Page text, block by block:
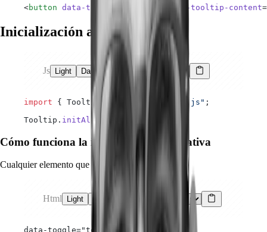
<button data-toggle data-tooltip-content=
Inicialización automática
Js Light Dark
import { Tooltip } "./tooltip.js" ;
Tooltip. initAll ();
Cómo funciona la inicialización declarativa
Cualquier elemento que incluya:
Html Light
data-toggle="tooltip"